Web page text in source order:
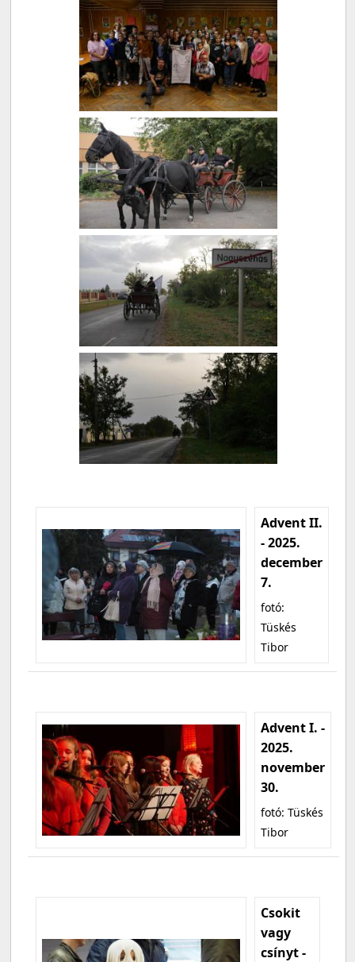
Advent II.
- 2025.
december
7.
fotó:
Tüskés
Tibor
Advent I. -
2025.
november
30.
fotó: Tüskés
Tibor
Csokit
vagy
csínyt -